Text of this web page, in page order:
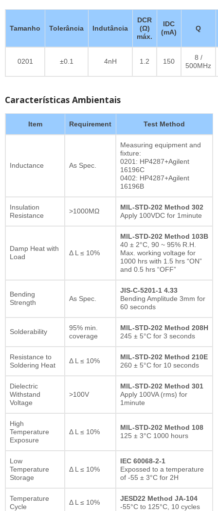
Tamanho Tolerância Indutância
DCR
(Ω)
máx.
IDC
(mA)
Q
0201 ±0.1 4nH 1.2 150
8 /
500MHz
Características Ambientais
Item Requirement Test Method
Inductance As Spec.
Measuring equipment and
fixture:
0201: HP4287+Agilent
16196C
0402: HP4287+Agilent
16196B
Insulation
Resistance
>1000MΩ
MIL-STD-202 Method 302
Apply 100VDC for 1minute
Damp Heat with
Load
Δ L ≤ 10%
MIL-STD-202 Method 103B
40 ± 2°C, 90 ~ 95% R.H.
Max. working voltage for
1000 hrs with 1.5 hrs “ON”
and 0.5 hrs “OFF”
Bending
Strength
As Spec.
JIS-C-5201-1 4.33
Bending Amplitude 3mm for
60 seconds
Solderability
95% min.
coverage
MIL-STD-202 Method 208H
245 ± 5°C for 3 seconds
Resistance to
Soldering Heat
Δ L ≤ 10%
MIL-STD-202 Method 210E
260 ± 5°C for 10 seconds
Dielectric
Withstand
Voltage
>100V
MIL-STD-202 Method 301
Apply 100VA (rms) for
1minute
High
Temperature
Exposure
Δ L ≤ 10%
MIL-STD-202 Method 108
125 ± 3°C 1000 hours
Low
Temperature
Storage
Δ L ≤ 10%
IEC 60068-2-1
Expossed to a temperature
of -55 ± 3°C for 2H
Temperature
Cycle
Δ L ≤ 10%
JESD22 Method JA-104
-55°C to 125°C, 10 cycles